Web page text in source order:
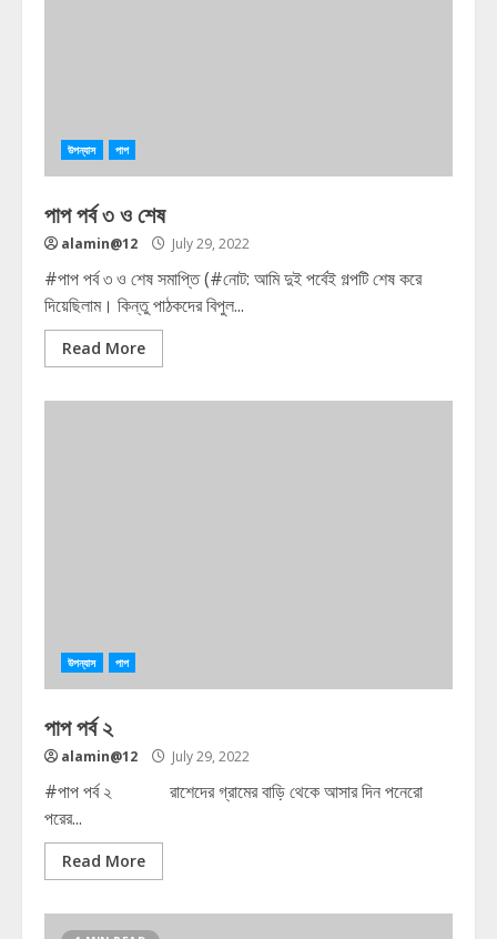
উপন্যাস পাপ
পাপ পর্ব ৩ ও শেষ
alamin@12 July 29, 2022
#পাপ পর্ব ৩ ও শেষ সমাপ্তি (#নোট: আমি দুই পর্বেই গল্পটি শেষ করে
দিয়েছিলাম। কিন্তু পাঠকদের বিপুল...
Read More
উপন্যাস পাপ
পাপ পর্ব ২
alamin@12 July 29, 2022
#পাপ পর্ব ২ রাশেদের গ্রামের বাড়ি থেকে আসার দিন পনেরো
পরের...
Read More